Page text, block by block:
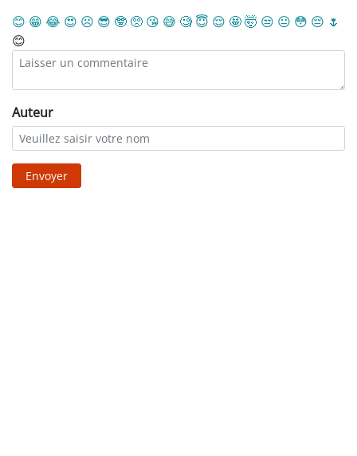
😊 😁 😂 😍 ☹️ 😎 🤓 🥺 😘 😅 🧐 😇 😌 🤩🤯 😒 😐 😳 😔 🌷
😊
Auteur
Envoyer